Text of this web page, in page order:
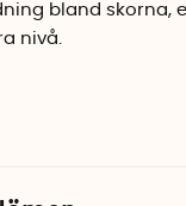
bland skorna,
nivå.